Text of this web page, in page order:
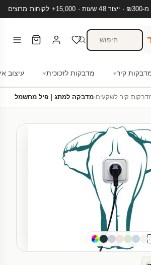
קיר מדבקות לזכוכית עיצוב
קיר לשקעים›מדבקה למתג | פיל מחשמל